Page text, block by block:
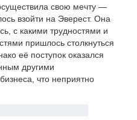
свою мечту —
взойти на Эверест. Она
с какими трудностями и
пришлось столкнуться
её поступок оказался
другими
что неприятно